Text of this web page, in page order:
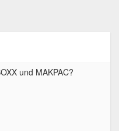
und MAKPAC?